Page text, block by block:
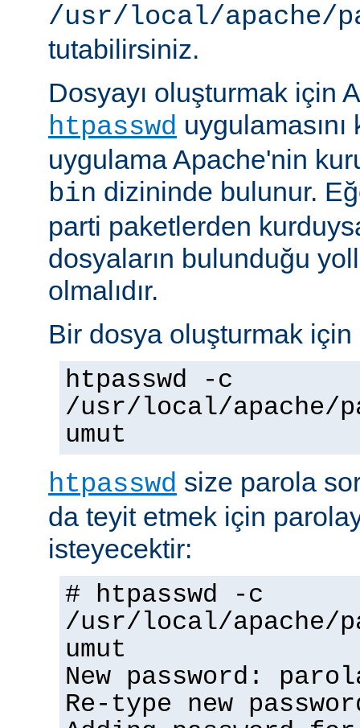
/usr/local/apache/
tutabilirsiniz.
Dosyayı oluşturmak için
htpasswd
uygulama Apache'nin
bin dizininde bulunur.
parti paketlerden
dosyaların bulunduğu
olmalıdır.
Bir dosya oluşturmak için
htpasswd -c
/usr/local/apache/
umut
htpasswd size parola
da teyit etmek için
isteyecektir:
# htpasswd -c
/usr/local/apache/
umut
New password:
Re-type new